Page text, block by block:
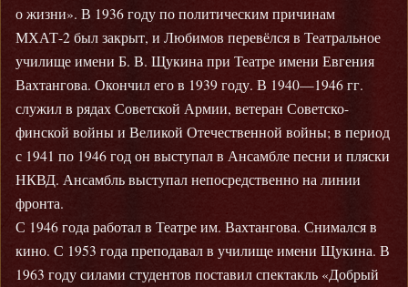
о жизни». В 1936 году по политическим причинам
МХАТ-2 был закрыт, и Любимов перевёлся в Театральное
училище имени Б. В. Щукина при Театре имени Евгения
Вахтангова. Окончил его в 1939 году. В 1940—1946 гг.
служил в рядах Советской Армии, ветеран Советско-
финской войны и Великой Отечественной войны; в период
с 1941 по 1946 год он выступал в Ансамбле песни и пляски
НКВД. Ансамбль выступал непосредственно на линии
фронта.
С 1946 года работал в Театре им. Вахтангова. Снимался в
кино. С 1953 года преподавал в училище имени Щукина. В
1963 году силами студентов поставил спектакль «Добрый